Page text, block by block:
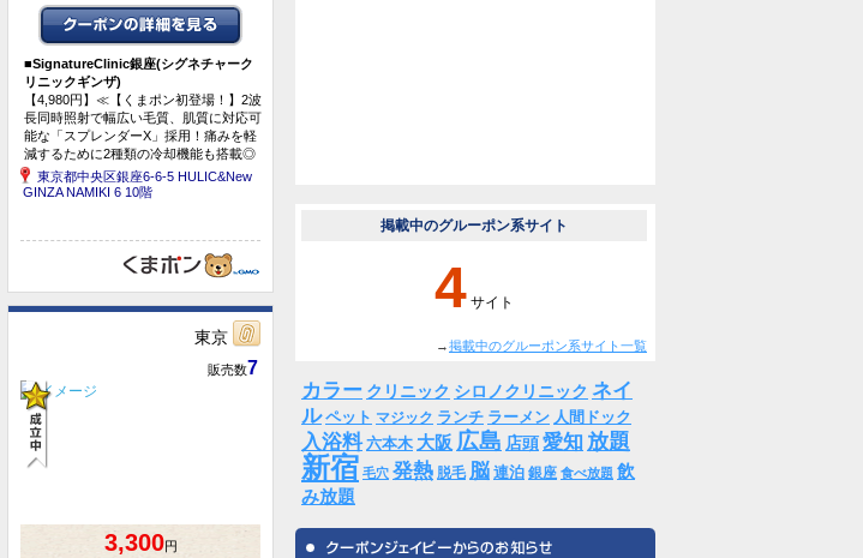
■SignatureClinic銀座(シグネチャーク
リニックギンザ)
【4,980円】≪【くまポン初登場！】2波
長同時照射で幅広い毛質、肌質に対応可
能な「スプレンダーX」採用！痛みを軽
減するために2種類の冷却機能も搭載◎
／医療レーザー脱毛（スプレンダーX）
ヒゲ（鼻下＋両頬＋もみ...
東京都中央区銀座6-6-5 HULIC&New
GINZA NAMIKI 6 10階
東京
販売数7
3,300円
掲載中のグルーポン系サイト
4 サイト
→掲載中のグルーポン系サイト一覧
カラー クリニック シロノクリニック ネイ
ル ペット マジック ランチ ラーメン 人間ドック
入浴料 六本木 大阪 広島 店頭愛知 放題
新宿 毛穴 発熱 脱毛 脳 連泊 銀座 食べ放題 飲
み放題